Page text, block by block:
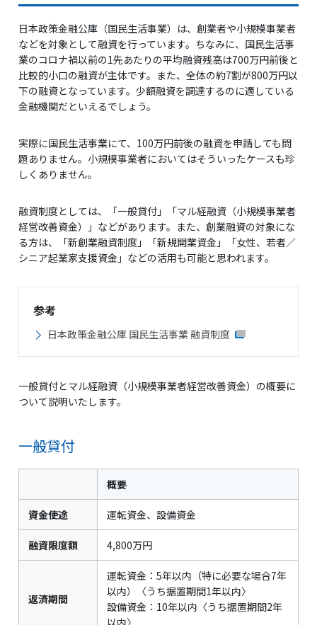
日本政策金融公庫（国民生活事業）は、創業者や小規模事業者
などを対象として融資を行っています。ちなみに、国民生活事
業のコロナ禍以前の1先あたりの平均融資残高は700万円前後と
比較的小口の融資が主体です。また、全体の約7割が800万円以
下の融資となっています。少額融資を調達するのに適している
金融機関だといえるでしょう。
実際に国民生活事業にて、100万円前後の融資を申請しても問
題ありません。小規模事業者においてはそういったケースも珍
しくありません。
融資制度としては、「一般貸付」「マル経融資（小規模事業者
経営改善資金）」などがあります。また、創業融資の対象にな
る方は、「新創業融資制度」「新規開業資金」「女性、若者／
シニア起業家支援資金」などの活用も可能と思われます。
参考
日本政策金融公庫 国民生活事業 融資制度
一般貸付とマル経融資（小規模事業者経営改善資金）の概要に
ついて説明いたします。
一般貸付
概要
資金使途 運転資金、設備資金
融資限度額 4,800万円
返済期間
運転資金：5年以内（特に必要な場合7年
以内）〈うち据置期間1年以内〉
設備資金：10年以内〈うち据置期間2年
以内〉